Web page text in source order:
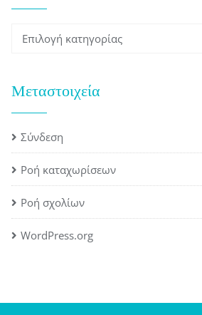
Kατηγορίες
Μεταστοιχεία
Σύνδεση
Ροή καταχωρίσεων
Ροή σχολίων
WordPress.org